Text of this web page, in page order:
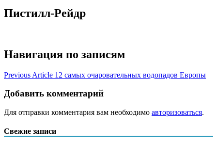
Пистилл-Рейдр
Навигация по записям
Previous Article 12 самых очаровательных водопадов Европы
Добавить комментарий
Для отправки комментария вам необходимо авторизоваться.
Свежие записи